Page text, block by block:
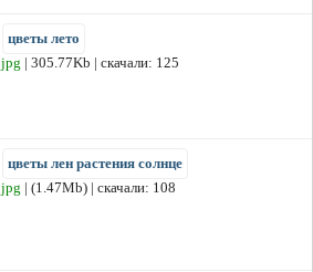
цветы лето
jpg | 305.77Kb | скачали: 125
цветы лен растения солнце
jpg | (1.47Mb) | скачали: 108